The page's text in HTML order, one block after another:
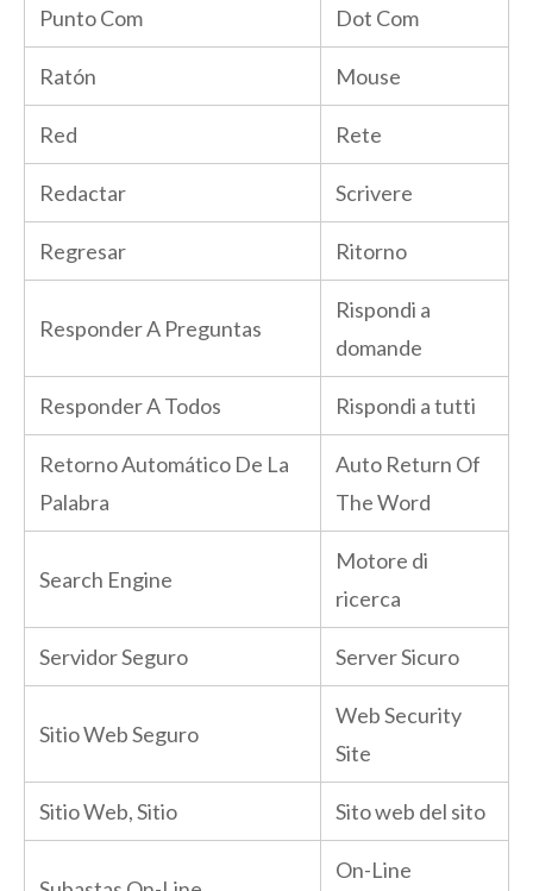
Punto Com Dot Com
Ratón Mouse
Red Rete
Redactar Scrivere
Regresar Ritorno
Responder A Preguntas
Rispondi a
domande
Responder A Todos Rispondi a tutti
Retorno Automático De La
Palabra
Auto Return Of
The Word
Search Engine
Motore di
ricerca
Servidor Seguro Server Sicuro
Sitio Web Seguro
Web Security
Site
Sitio Web, Sitio Sito web del sito
On-Line